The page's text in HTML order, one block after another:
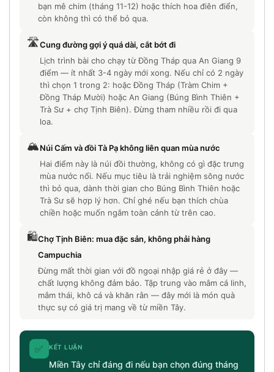
bạn mê chim (tháng 11-12) hoặc thích hoa điên điển,
còn không thì có thể bỏ qua.
🛣️Cung đường gợi ý quá dài, cắt bớt đi
Lịch trình bài cho chạy từ Đồng Tháp qua An Giang 9
điểm — ít nhất 3-4 ngày mới xong. Nếu chỉ có 2 ngày
thì chọn 1 trong 2: hoặc Đồng Tháp (Tràm Chim +
Đồng Tháp Mười) hoặc An Giang (Búng Bình Thiên +
Trà Sư + chợ Tịnh Biên). Đừng tham nhiều rồi đi qua
loa.
🏔️Núi Cấm và đồi Tà Pạ không liên quan mùa nước
Hai điểm này là núi đồi thường, không có gì đặc trưng
mùa nước nổi. Nếu mục tiêu là trải nghiệm sông nước
thì bỏ qua, dành thời gian cho Búng Bình Thiên hoặc
Trà Sư sẽ hợp lý hơn. Chỉ ghé nếu bạn thích chùa
chiền hoặc muốn ngắm toàn cảnh từ trên cao.
🛍️Chợ Tịnh Biên: mua đặc sản, không phải hàng
Campuchia
Đừng mất thời gian với đồ ngoại nhập giá rẻ ở đây —
chất lượng không đảm bảo. Tập trung vào mắm cá linh,
mắm thái, khô cá và khăn rằn — đây mới là món quà
thực sự có giá trị mang về từ miền Tây.
✅ KẾT LUẬN
Miền Tây chỉ đáng đi nếu bạn chọn đúng tháng